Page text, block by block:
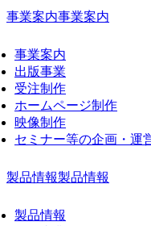
事業案内事業案内
事業案内
出版事業
受注制作
ホームページ制作
映像制作
セミナー等の企画・運
製品情報製品情報
製品情報